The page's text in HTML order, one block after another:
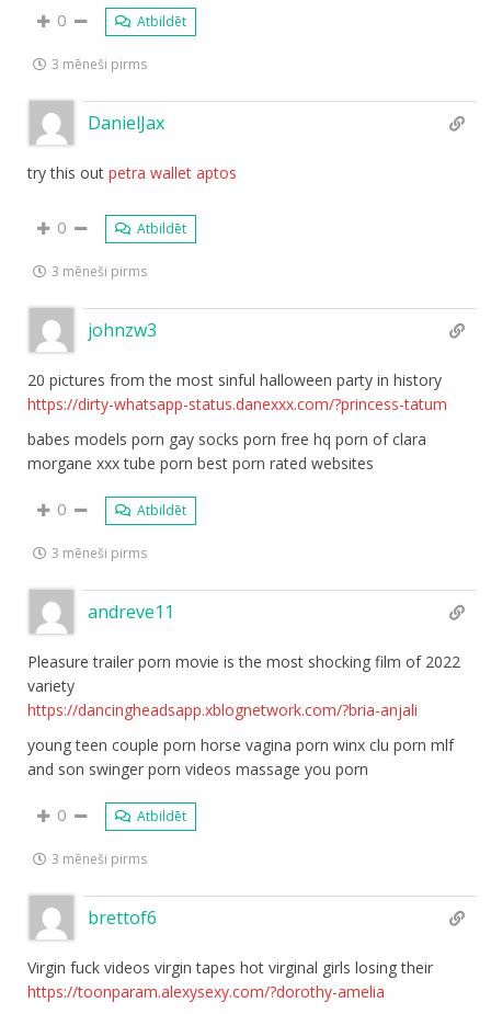
0 Atbildēt
3 mēneši pirms
DanielJax
try this outpetra wallet aptos
0 Atbildēt
3 mēneši pirms
johnzw3
20 pictures from the most sinful halloween party in history
https://dirty-whatsapp-status.danexxx.com/?princess-tatum
babes models porn gay socks porn free hq porn of clara
morgane xxx tube porn best porn rated websites
0 Atbildēt
3 mēneši pirms
andreve11
Pleasure trailer porn movie is the most shocking film of 2022
variety
https://dancingheadsapp.xblognetwork.com/?bria-anjali
young teen couple porn horse vagina porn winx clu porn mlf
and son swinger porn videos massage you porn
0 Atbildēt
3 mēneši pirms
brettof6
Virgin fuck videos virgin tapes hot virginal girls losing their
https://toonparam.alexysexy.com/?dorothy-amelia